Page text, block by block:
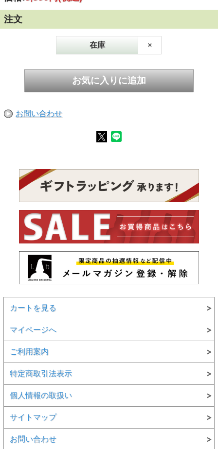
注文
在庫 ×
お問い合わせ
カートを見る
マイページへ
ご利用案内
特定商取引法表示
個人情報の取扱い
サイトマップ
お問い合わせ